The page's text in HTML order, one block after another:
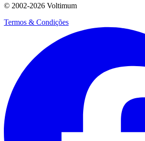
© 2002-2026 Voltimum
Termos & Condições